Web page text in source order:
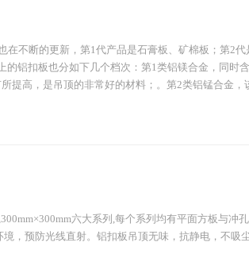
不断的更新，第1代产品是石膏板、矿棉板；第2代
铝扣板也分如下几个档次：第1类铝镁合金，同时
提高，是吊顶的非常好的材料；。第2类铝锰合金，
六大系列,每个系列均有平面方板与冲
，预防光线直射。铝扣板吊顶无味，抗静电，不吸